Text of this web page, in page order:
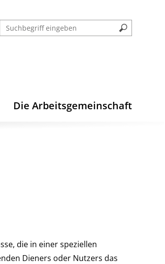
Die Arbeitsgemeinschaft
die in einer speziellen
Dieners oder Nutzers das